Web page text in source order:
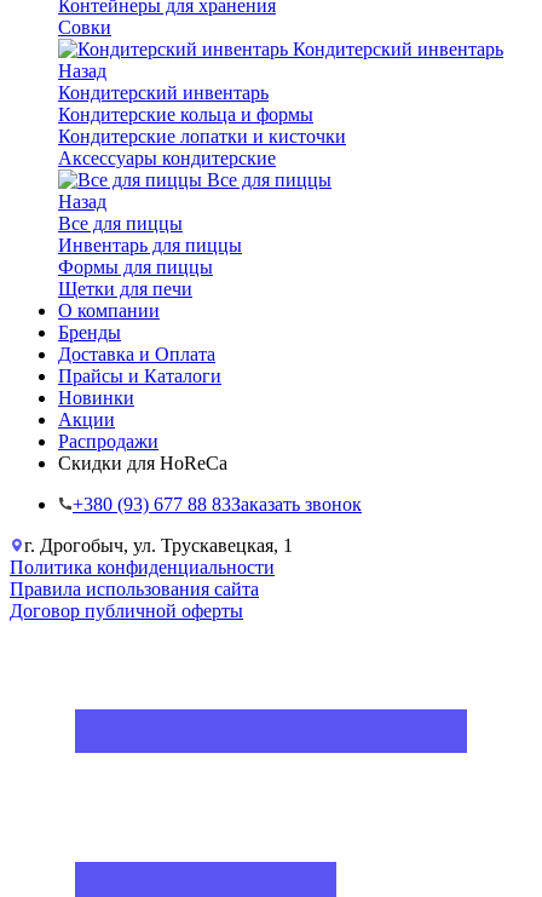
Контейнеры для хранения
Совки
Кондитерский инвентарь
Назад
Кондитерский инвентарь
Кондитерские кольца и формы
Кондитерские лопатки и кисточки
Аксессуары кондитерские
Все для пиццы
Назад
Все для пиццы
Инвентарь для пиццы
Формы для пиццы
Щетки для печи
О компании
Бренды
Доставка и Оплата
Прайсы и Каталоги
Новинки
Акции
Распродажи
Скидки для HoReCa
+38‎0 (93) 677 88 83Заказать звонок
г. Дрогобыч, ул. Трускавецкая, 1
Политика конфиденциальности
Правила использования сайта
Договор публичной оферты